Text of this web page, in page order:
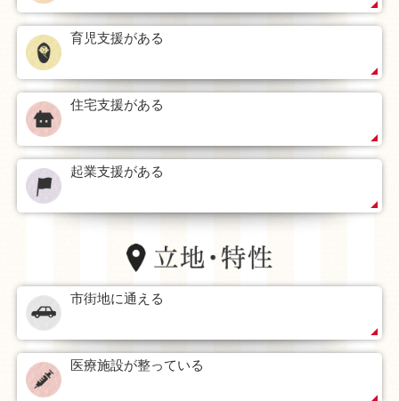
育児支援がある
住宅支援がある
起業支援がある
市街地に通える
医療施設が整っている